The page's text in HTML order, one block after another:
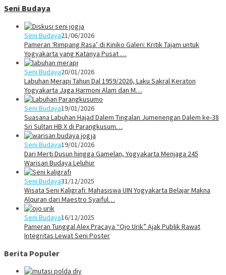
Seni Budaya
Seni Budaya21/06/2026
Pameran ‘Rimpang Rasa’ di Kiniko Galeri: Kritik Tajam untuk
Yogyakarta yang Katanya Pusat …
Seni Budaya20/01/2026
Labuhan Merapi Tahun Dal 1959/2026, Laku Sakral Keraton
Yogyakarta Jaga Harmoni Alam dan M…
Seni Budaya19/01/2026
Suasana Labuhan Hajad Dalem Tingalan Jumenengan Dalem ke-38
Sri Sultan HB X di Parangkusum…
Seni Budaya19/01/2026
Dari Merti Dusun hingga Gamelan, Yogyakarta Menjaga 245
Warisan Budaya Leluhur
Seni Budaya31/12/2025
Wisata Seni Kaligrafi: Mahasiswa UIN Yogyakarta Belajar Makna
Alquran dari Maestro Syaiful…
Seni Budaya16/12/2025
Pameran Tunggal Alex Pracaya “Ojo Urik” Ajak Publik Rawat
Integritas Lewat Seni Poster
Berita Populer